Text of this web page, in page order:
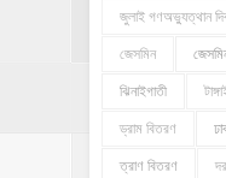
জুলাই গণঅভ্যুত্থান
জেসমিন
ঝিনাইগাতী
ড্রাম বিতরণ
ত্রাণ বিতরণ